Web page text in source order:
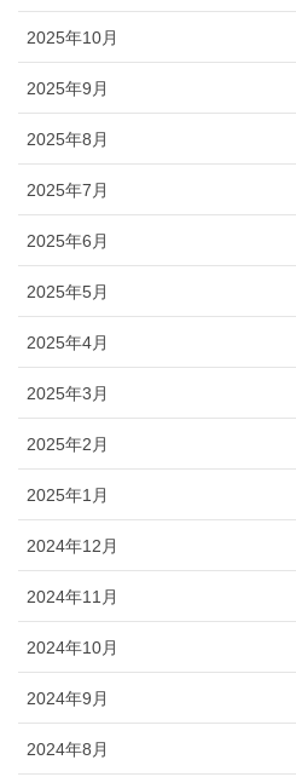
2025年10月
2025年9月
2025年8月
2025年7月
2025年6月
2025年5月
2025年4月
2025年3月
2025年2月
2025年1月
2024年12月
2024年11月
2024年10月
2024年9月
2024年8月